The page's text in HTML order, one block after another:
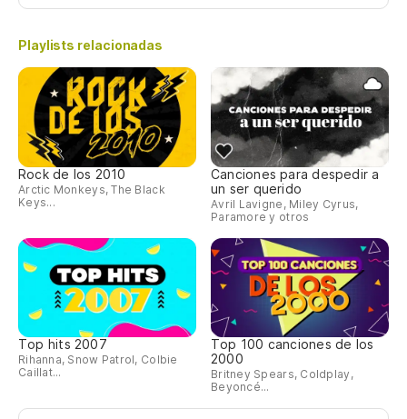
Playlists relacionadas
Rock de los 2010
Arctic Monkeys, The Black
Keys...
Canciones para despedir a
un ser querido
Avril Lavigne, Miley Cyrus,
Paramore y otros
Top hits 2007
Rihanna, Snow Patrol, Colbie
Caillat...
Top 100 canciones de los
2000
Britney Spears, Coldplay,
Beyoncé...